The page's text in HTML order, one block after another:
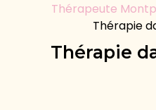
Thérapeute
Thérapie
Thérapie